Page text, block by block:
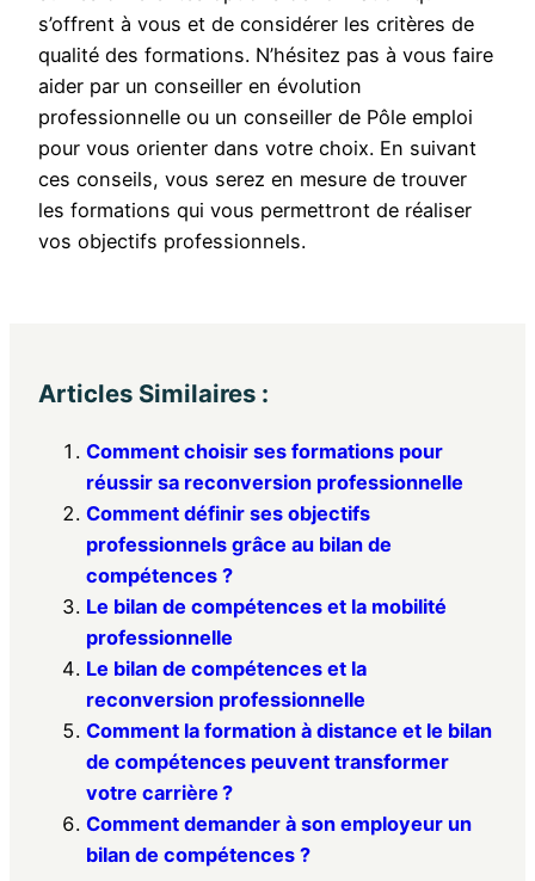
s’offrent à vous et de considérer les critères de
qualité des formations. N’hésitez pas à vous faire
aider par un conseiller en évolution
professionnelle ou un conseiller de Pôle emploi
pour vous orienter dans votre choix. En suivant
ces conseils, vous serez en mesure de trouver
les formations qui vous permettront de réaliser
vos objectifs professionnels.
Articles Similaires :
Comment choisir ses formations pour
réussir sa reconversion professionnelle
Comment définir ses objectifs
professionnels grâce au bilan de
compétences ?
Le bilan de compétences et la mobilité
professionnelle
Le bilan de compétences et la
reconversion professionnelle
Comment la formation à distance et le bilan
de compétences peuvent transformer
votre carrière ?
Comment demander à son employeur un
bilan de compétences ?